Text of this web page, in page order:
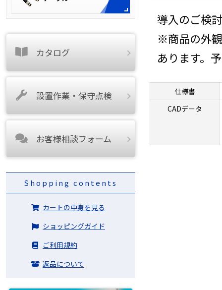
導入のご検
※商品の外
あります。
仕様書
CADデータ
カタログ
設置作業・保守点検
お客様相談フォーム
Shopping contents
カートの中身を見る
ショッピングガイド
ご利用規約
返品について